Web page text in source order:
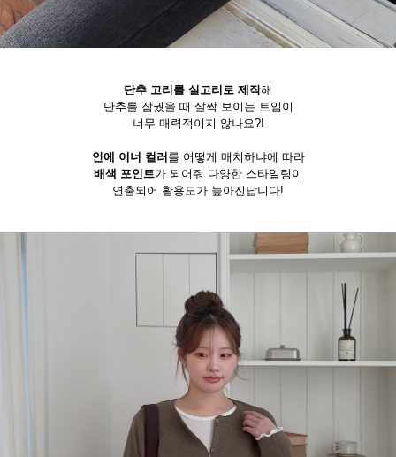
단추 고리를 실고리로 제작해
단추를 잠궜을 때 살짝 보이는 트임이
너무 매력적이지 않나요?!
안에 이너 컬러 를 어떻게 매치하냐에 따라
배색 포인트가 되어줘 다양한 스타일링이
연출되어 활용도가 높아진답니다!